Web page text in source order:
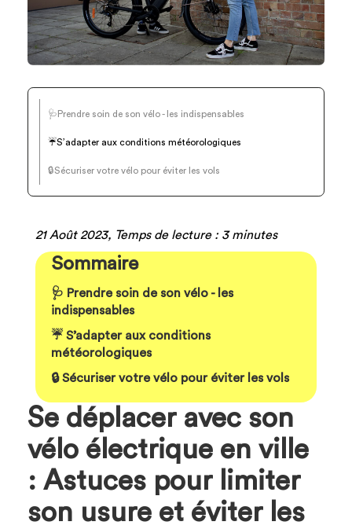
21 Août 2023, Temps de lecture : 3 minutes
Sommaire
🩺 Prendre soin de son vélo - les
indispensables
☔️ S’adapter aux conditions
météorologiques
🔒 Sécuriser votre vélo pour éviter les vols
Se déplacer avec son
vélo électrique en ville
: Astuces pour limiter
son usure et éviter les
🩺Prendre soin de son vélo - les indispensables
☔️S’adapter aux conditions météorologiques
🔒Sécuriser votre vélo pour éviter les vols